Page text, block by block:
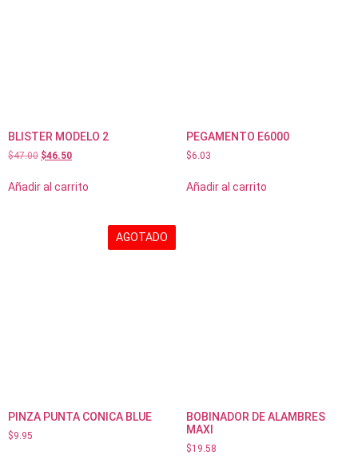
BLISTER MODELO 2
$47.00 $46.50
Añadir al carrito
PEGAMENTO E6000
$6.03
Añadir al carrito
AGOTADO
PINZA PUNTA CONICA BLUE
$9.95
BOBINADOR DE ALAMBRES
MAXI
$19.58